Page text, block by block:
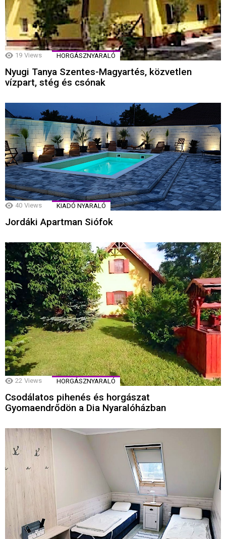
19 Views HORGÁSZNYARALÓ
Nyugi Tanya Szentes-Magyartés, közvetlen
vízpart, stég és csónak
40 Views KIADÓ NYARALÓ
Jordáki Apartman Siófok
22 Views HORGÁSZNYARALÓ
Csodálatos pihenés és horgászat
Gyomaendrődön a Dia Nyaralóházban